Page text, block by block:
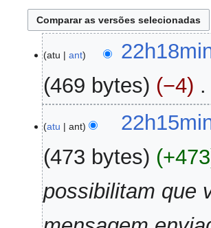
de
abril
2020
atu ant
469 bytes
−4
e
r
e
s
u
atu ant
473 bytes
+473
possibilitam que